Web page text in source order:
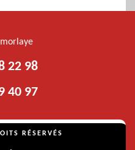
22 98
40 97
RÉSERVÉS